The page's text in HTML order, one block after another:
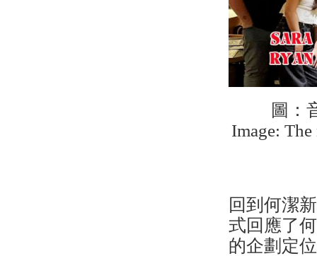
圖：
Image:
回到何潔
式回應了
的企劃定